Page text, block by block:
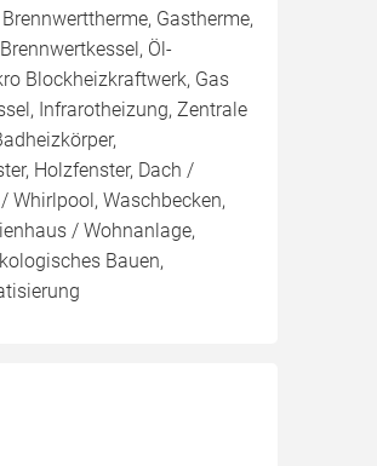
Gastherme,
Öl-
Blockheizkraftwerk, Gas
Infrarotheizung, Zentrale
Holzfenster, Dach /
Whirlpool, Waschbecken,
/ Wohnanlage,
Bauen,